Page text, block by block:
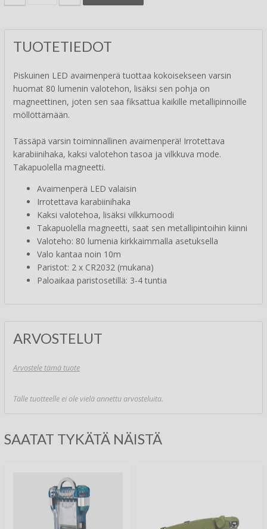
TUOTETIEDOT
Piskuinen LED avaimenperä tuottaa kokoisekseen varsin
huomat 80 lumenin valotehon, lisäksi sen pohja on
magneettinen, joten sen saa fiksattua kaikille metallipinnoille
möllöttämään.
Tässäpä varsin toiminnallinen avaimenperä! Irrotettava
karabiinihaka, kaksi valotehon tasoa ja vilkkuva mode.
Takapuolella magneetti.
Avaimenperä LED valaisin
Irrotettava karabiinihaka
Kaksi valotehoa, lisäksi vilkkumoodi
Takapuolella magneetti, saat sen metallipintoihin kiinni
Valoteho: 80 lumenia kirkkaimmalla asetuksella
Valo kantaa noin 10m
Paristot: 2 x CR2032 (mukana)
Paloaikaa paristosetillä: 3-4 tuntia
ARVOSTELUT
Arvostele tämä tuote
Tälle tuotteelle ei ole vielä annettu arvosteluita.
SAATAT TYKÄTÄ NÄISTÄ